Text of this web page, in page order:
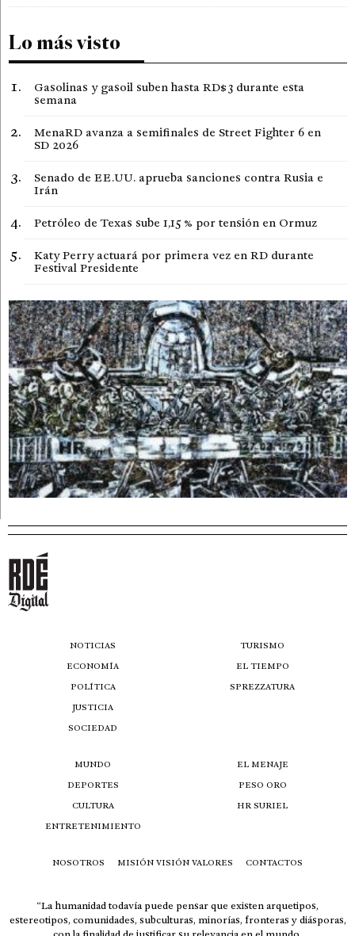
Lo más visto
Gasolinas y gasoil suben hasta RD$3 durante esta
semana
MenaRD avanza a semifinales de Street Fighter 6 en
SD 2026
Senado de EE.UU. aprueba sanciones contra Rusia e
Irán
Petróleo de Texas sube 1,15 % por tensión en Ormuz
Katy Perry actuará por primera vez en RD durante
Festival Presidente
NOTICIAS
ECONOMÍA
POLÍTICA
JUSTICIA
SOCIEDAD
TURISMO
EL TIEMPO
SPREZZATURA
MUNDO
DEPORTES
CULTURA
ENTRETENIMIENTO
EL MENAJE
PESO ORO
HR SURIEL
NOSOTROS MISIÓN VISIÓN VALORES CONTACTOS
“La humanidad todavía puede pensar que existen arquetipos,
estereotipos, comunidades, subculturas, minorías, fronteras y diásporas,